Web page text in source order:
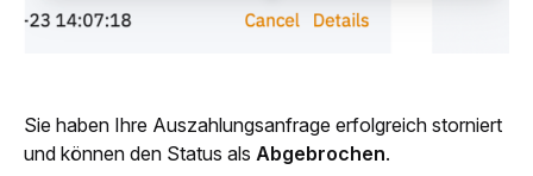
Sie haben Ihre Auszahlungsanfrage erfolgreich storniert
und können den Status als Abgebrochen.